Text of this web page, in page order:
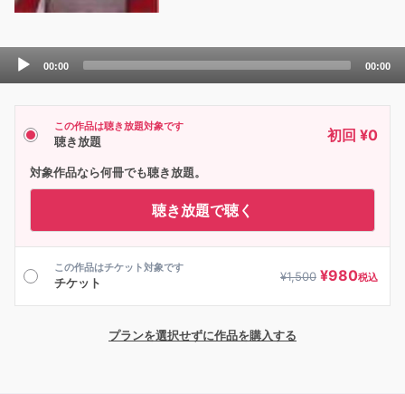
Audio
00:00 00:00
この作品は聴き放題対象です
聴き放題 初回 ¥0
対象作品なら何冊でも聴き放題。
聴き放題で聴く
この作品はチケット対象です
チケット ¥1,500 ¥980税込
プランを選択せずに作品を購入する